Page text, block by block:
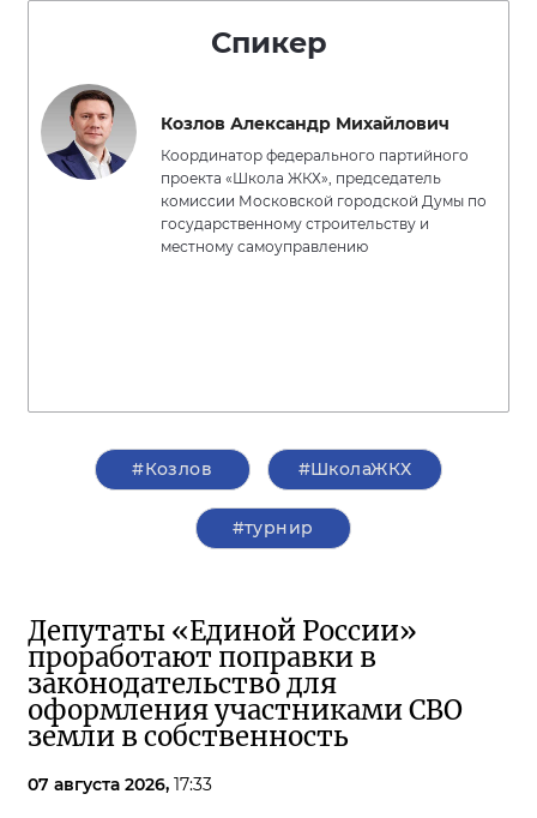
Спикер
Козлов Александр Михайлович
Координатор федерального партийного
проекта «Школа ЖКХ», председатель
комиссии Московской городской Думы по
государственному строительству и
местному самоуправлению
#Козлов #ШколаЖКХ
#турнир
Депутаты «Единой России»
проработают поправки в
законодательство для
оформления участниками СВО
земли в собственность
07 августа 2026, 17:33